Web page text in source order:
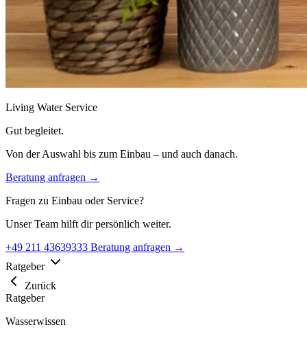
Living Water Service
Gut begleitet.
Von der Auswahl bis zum Einbau – und auch danach.
Beratung anfragen →
Fragen zu Einbau oder Service?
Unser Team hilft dir persönlich weiter.
+49 211 43639333 Beratung anfragen →
Ratgeber
Zurück
Ratgeber
Wasserwissen